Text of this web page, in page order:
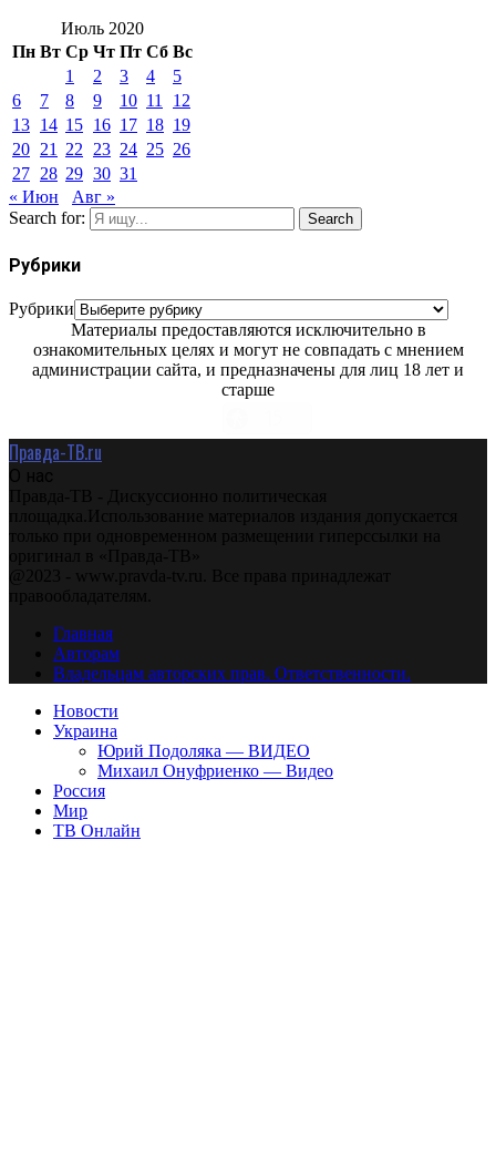
Июль 2020
Пн Вт Ср Чт Пт Сб Вс
1
2 3 4
5
6
7 8 9 10 11
12
13 14 15 16 17 18 19
20 21 22 23 24 25 26
27 28 29 30 31
« Июн
Авг »
Search for:
Search
Рубрики
Рубрики
Материалы предоставляются исключительно в
ознакомительных целях и могут не совпадать с мнением
администрации сайта, и предназначены для лиц 18 лет и
старше
Правда-ТВ.ru
О нас
Правда-ТВ - Дискуссионно политическая
площадка.Использование материалов издания допускается
только при одновременном размещении гиперссылки на
оригинал в «Правда-ТВ»
@2023 - www.pravda-tv.ru. Все права принадлежат
правообладателям.
Главная
Авторам
Владельцам авторских прав. Ответственности.
Новости
Украина
Юрий Подоляка — ВИДЕО
Михаил Онуфриенко — Видео
Россия
Мир
ТВ Онлайн